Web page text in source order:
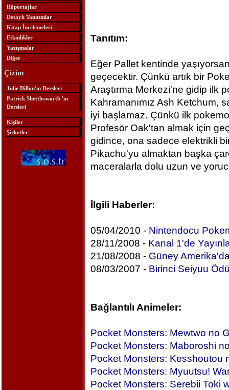
Röportajlar
Detaylı Tanıtımlar
Kitap İncelemeleri
Etkinlikler
Yazışmalar
Diğer
Çizim
Julie Dillon'ın Dersleri
Patrick Shettlesworth 'ın
Dersleri
Kişiler
Şirketler
Tanıtım:
Eğer Pallet kentinde
geçecektir. Çünkü artık bir
Araştırma Merkezi'ne gidip ilk
Kahramanımız Ash Ketchum,
iyi başlamaz. Çünkü ilk
Profesör Oak'tan almak için
gidince, ona sadece elektrikli
Pikachu'yu almaktan başka
maceralarla dolu uzun ve
İlgili Haberler:
05/04/2010 - Nintendocu
28/11/2008 - Kanal 1'de
21/08/2008 - Güney
08/03/2007 - Birinci Seiyuu
Bağlantılı Animeler:
Pocket Monsters: Mewtwo no
Pocket Monsters: Maboroshi
Pocket Monsters: Kesshoutou
Pocket Monsters: Myuutsu!
Pocket Monsters: Serebii Toki